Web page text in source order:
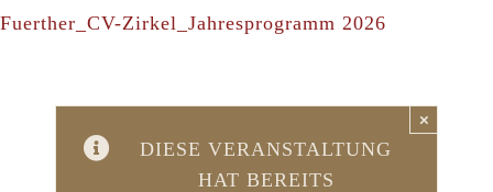
Fuerther_CV-Zirkel_Jahresprogramm 2026
DIESE VERANSTALTUNG
HAT BEREITS
×